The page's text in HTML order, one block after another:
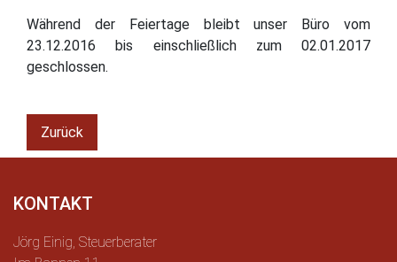
Während der Feiertage bleibt unser Büro vom
23.12.2016 bis einschließlich zum 02.01.2017
geschlossen.
Zurück
KONTAKT
Jörg Einig, Steuerberater